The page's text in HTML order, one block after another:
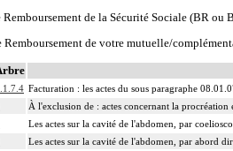
Remboursement de la Sécurité Sociale (BR ou
Remboursement de votre mutuelle/
Facturation : les actes du sous paragraphe
À l'exclusion de : actes concernant la procréation
Les actes sur la cavité de l'abdomen, par
Les actes sur la cavité de l'abdomen, par abord